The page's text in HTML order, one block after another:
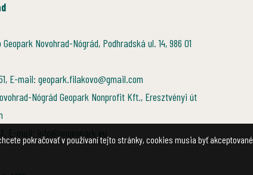
Novohrad-Nógrád, Podhradská ul. 14, 986 01
E-mail: geopark.filakovo@gmail.com
Nógrád Geopark Nonprofit Kft., Eresztvényi út
E-mail: info@nngeopark.eu
pokračovať v používaní tejto stránky, cookies musia byť akceptované.